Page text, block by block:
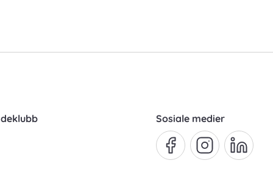
Sosiale medier